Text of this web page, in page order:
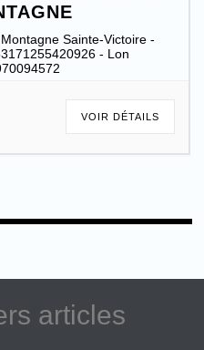
Sainte-Victoire -
- Lon
VOIR DÉTAILS
articles